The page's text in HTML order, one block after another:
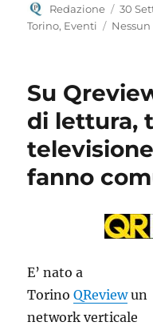
Autore
Redazione
il
30
Torino, Eventi
Su
di lettura,
fanno
E’ nato a
TorinoQReviewun
network verticale